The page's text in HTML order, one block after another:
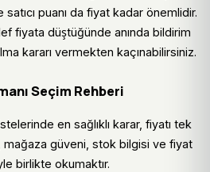
puanı da fiyat kadar önemlidir.
fiyata düştüğünde anında bildirim
kararı vermekten kaçınabilirsiniz.
Seçim Rehberi
en sağlıklı karar, fiyatı tek
mağaza güveni, stok bilgisi ve fiyat
birlikte okumaktır.